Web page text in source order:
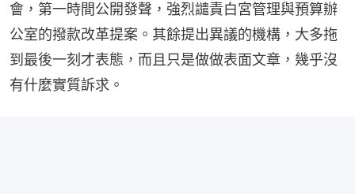
會，第一時間公開發聲，強烈譴責白宮管理與預算辦
公室的撥款改革提案。其餘提出異議的機構，大多拖
到最後一刻才表態，而且只是做做表面文章，幾乎沒
有什麼實質訴求。